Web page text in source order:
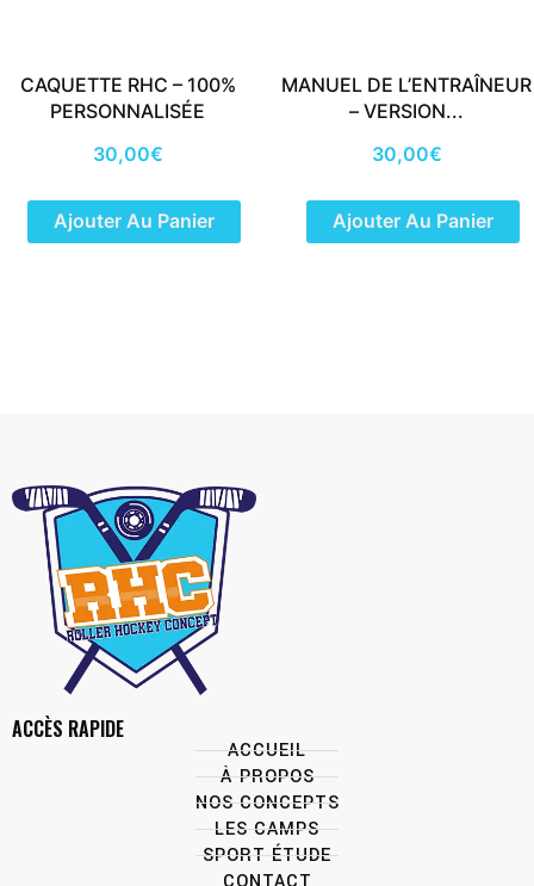
CAQUETTE RHC – 100%
PERSONNALISÉE
30,00€
Ajouter Au Panier
MANUEL DE L’ENTRAÎNEUR
– VERSION...
30,00€
Ajouter Au Panier
ACCÈS RAPIDE
ACCUEIL
À PROPOS
NOS CONCEPTS
LES CAMPS
SPORT ÉTUDE